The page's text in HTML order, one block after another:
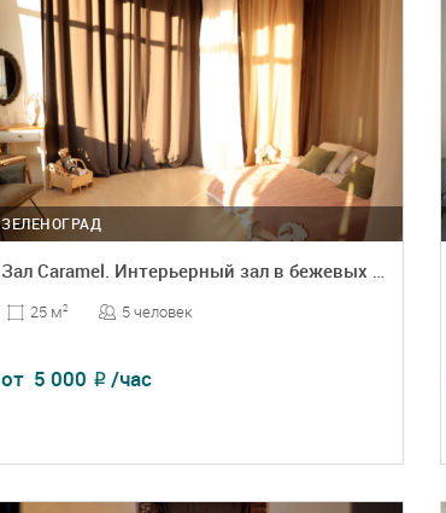
ЗЕЛЕНОГРАД
Зал Caramel. Интерьерный зал в бежевых тонах
25 м2 5 человек
от 5 000 ₽ /час